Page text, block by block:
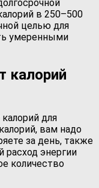
в 250–500
целью для
умеренными
калорий
для
вам надо
за день, также
энергии
количество